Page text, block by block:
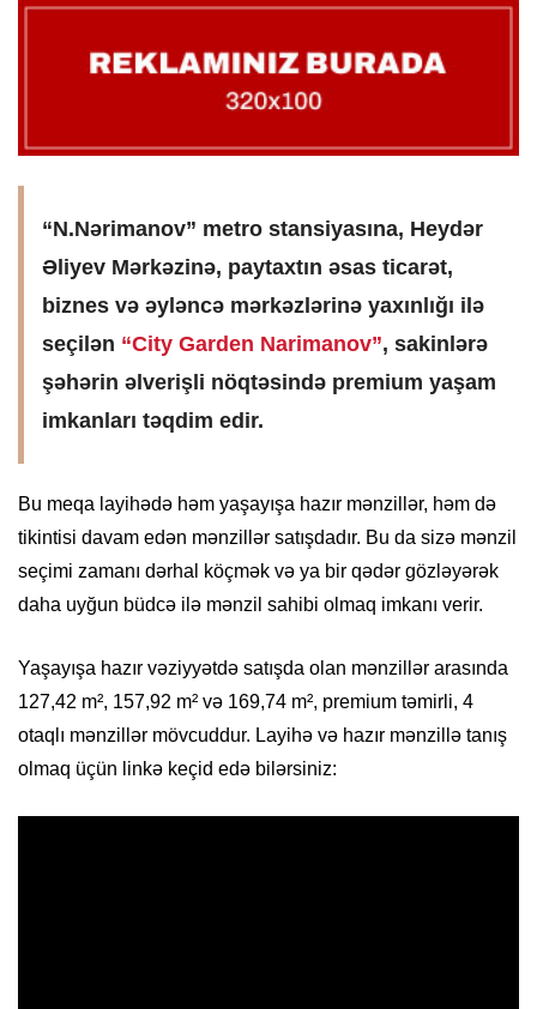
“N.Nərimanov” metro stansiyasına, Heydər
Əliyev Mərkəzinə, paytaxtın əsas ticarət,
biznes və əyləncə mərkəzlərinə yaxınlığı ilə
seçilən “City Garden Narimanov”, sakinlərə
şəhərin əlverişli nöqtəsində premium yaşam
imkanları təqdim edir.
Bu meqa layihədə həm yaşayışa hazır mənzillər, həm də
tikintisi davam edən mənzillər satışdadır. Bu da sizə mənzil
seçimi zamanı dərhal köçmək və ya bir qədər gözləyərək
daha uyğun büdcə ilə mənzil sahibi olmaq imkanı verir.
Yaşayışa hazır vəziyyətdə satışda olan mənzillər arasında
127,42 m², 157,92 m² və 169,74 m², premium təmirli, 4
otaqlı mənzillər mövcuddur. Layihə və hazır mənzillə tanış
olmaq üçün linkə keçid edə bilərsiniz: